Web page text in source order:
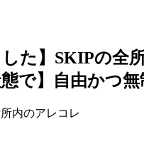
た】SKIPの全
で】自由かつ
内のアレコレ